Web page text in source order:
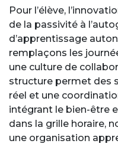
Pour l’élève,
de la passivité à
d’apprentissage
remplaçons les
une culture de
structure permet des
réel et une
intégrant le bien-être
dans la grille horaire,
une organisation